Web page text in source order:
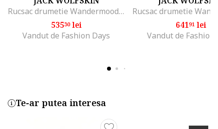
Rucsac drumetie Wandermood Pack 20, gri
53530lei
Vandut de Fashion Days
64191lei
Vandut de Fashion
Te-ar putea interesa